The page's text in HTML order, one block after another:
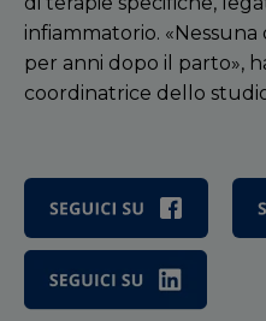
infiammatorio. «
per anni dopo il parto»,
coordinatrice dello